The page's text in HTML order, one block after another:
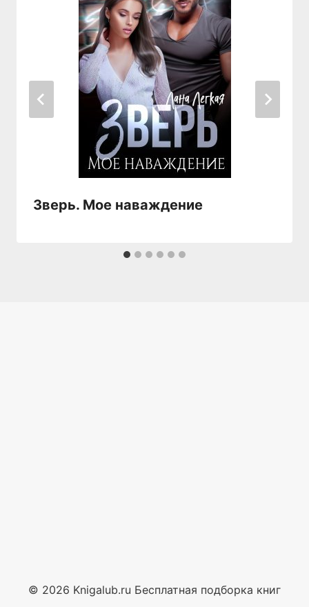
Зверь. Мое наваждение
© 2026 Knigalub.ru Бесплатная подборка книг